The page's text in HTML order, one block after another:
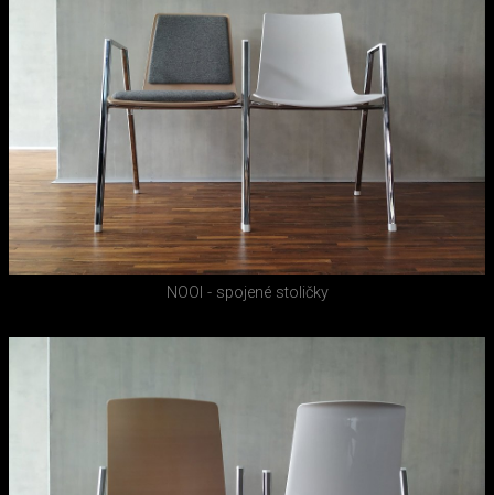
NOOI - spojené stoličky